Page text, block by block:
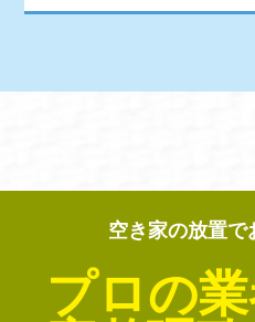
空き家の放置で
プロの